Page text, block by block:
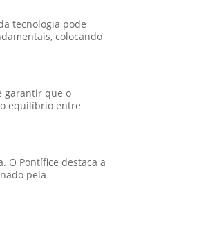
tecnologia pode
colocando
garantir que o
equilíbrio entre
O Pontífice destaca a
pela